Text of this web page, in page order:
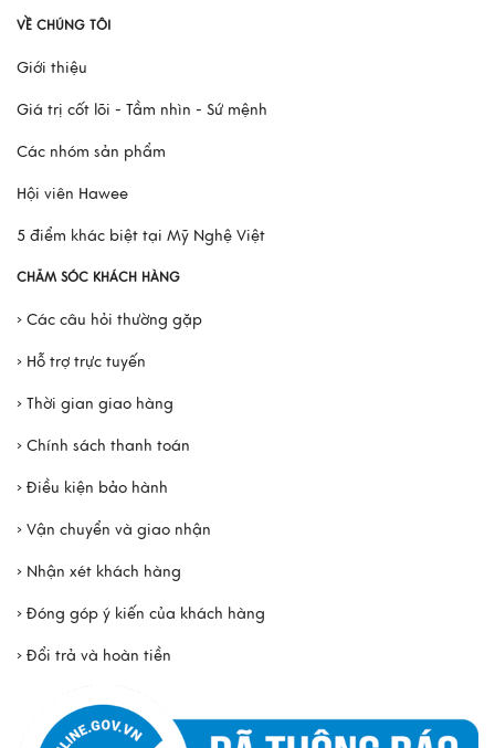
Mô Hình Thuyền France II - Món Quà Chinh Phục Mọi
Xem thêm
VỀ CHÚNG TÔI
Giới thiệu
Giá trị cốt lõi - Tầm nhìn - Sứ mệnh
Các nhóm sản phẩm
Hội viên Hawee
5 điểm khác biệt tại Mỹ Nghệ Việt
CHĂM SÓC KHÁCH HÀNG
› Các câu hỏi thường gặp
› Hỗ trợ trực tuyến
› Thời gian giao hàng
› Chính sách thanh toán
› Điều kiện bảo hành
› Vận chuyển và giao nhận
› Nhận xét khách hàng
› Đóng góp ý kiến của khách hàng
› Đổi trả và hoàn tiền